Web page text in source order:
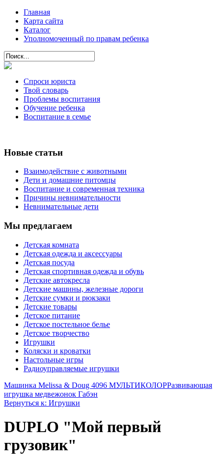
Главная
Карта сайта
Каталог
Уполномоченный по правам ребенка
Спроси юриста
Твой словарь
Проблемы воспитания
Обучение ребенка
Воспитание в семье
Новые статьи
Взаимодействие с животными
Дети и домашние питомцы
Воспитание и современная техника
Причины невнимательности
Невнимательные дети
Мы предлагаем
Детская комната
Детская одежда и аксессуары
Детская посуда
Детская спортивная одежда и обувь
Детские автокресла
Детские машины, железные дороги
Детские сумки и рюкзаки
Детские товары
Детское питание
Детское постельное белье
Детское творчество
Игрушки
Коляски и кроватки
Настольные игры
Радиоуправляемые игрушки
Машинка Melissa & Doug 4096 МУЛЬТИКОЛОРРазвивающая
игрушка медвежонок Габэн
Вернуться к: Игрушки
DUPLO "Мой первый
грузовик"